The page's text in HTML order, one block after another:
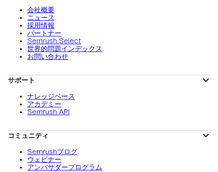
会社概要
ニュース
採用情報
パートナー
Semrush Select
世界的問題インデックス
お問い合わせ
サポート
ナレッジベース
アカデミー
Semrush API
コミュニティ
Semrushブログ
ウェビナー
アンバサダープログラム